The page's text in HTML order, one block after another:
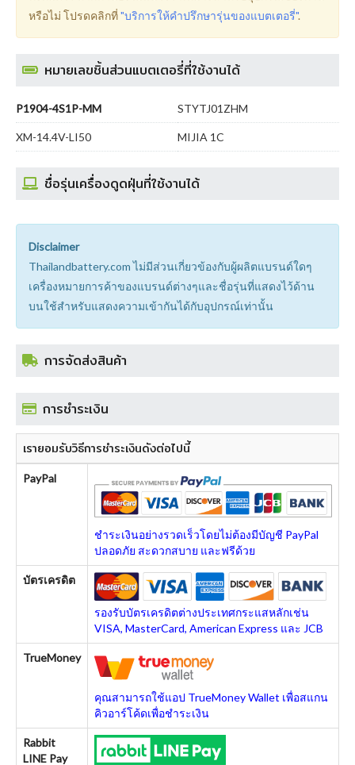
หรือไม่ โปรดคลิกที่"บริการให้คำปรึกษารุ่นของแบตเตอรี่".
หมายเลขชิ้นส่วนแบตเตอรี่ที่ใช้งานได้
P1904-4S1P-MM STYTJ01ZHM
XM-14.4V-LI50 MIJIA 1C
ชื่อรุ่นเครื่องดูดฝุ่นที่ใช้งานได้
Disclaimer
Thailandbattery.com ไม่มีส่วนเกี่ยวข้องกับผู้ผลิตแบรนด์ใดๆ
เครื่องหมายการค้าของแบรนด์ต่างๆและชื่อรุ่นที่แสดงไว้ด้าน
บนใช้สำหรับแสดงความเข้ากันได้กับอุปกรณ์เท่านั้น
การจัดส่งสินค้า
การชำระเงิน
เรายอมรับวิธีการชำระเงินดังต่อไปนี้
PayPal
ชำระเงินอย่างรวดเร็วโดยไม่ต้องมีบัญชี PayPal
ปลอดภัย สะดวกสบาย และฟรีด้วย
บัตรเครดิต
รองรับบัตรเครดิตต่างประเทศกระแสหลักเช่น
VISA, MasterCard, American Express และ JCB
TrueMoney
คุณสามารถใช้แอป TrueMoney Wallet เพื่อสแกน
คิวอาร์โค้ดเพื่อชำระเงิน
Rabbit
LINE Pay